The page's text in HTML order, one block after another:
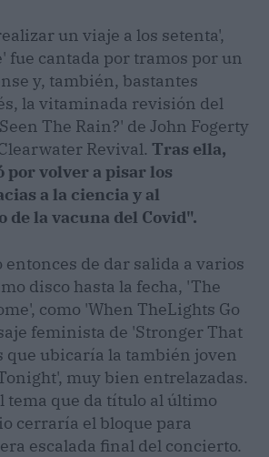
un viaje a los setenta',
fue cantada por tramos por un
y, también, bastantes
la vitaminada revisión del
The Rain?' de John Fogerty
Revival. Tras ella,
volver a pisar los
a la ciencia y al
la vacuna del Covid".
entonces de dar salida a varios
disco hasta la fecha, 'The
como 'When TheLights Go
feminista de 'Stronger That
que ubicaría la también joven
muy bien entrelazadas.
tema que da título al último
cerraría el bloque para
escalada final del concierto.